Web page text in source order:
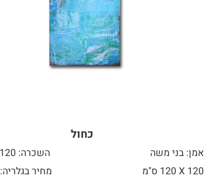
כחול
אמן: בני משה
השכרה: 120 ₪ לחודש
120 X
מחיר בגלריה: 10200 ₪